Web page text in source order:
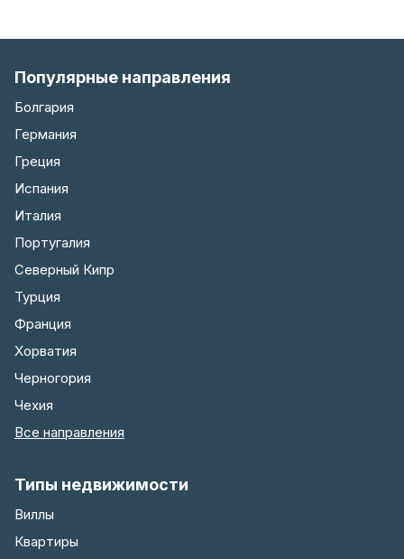
Популярные направления
Болгария
Германия
Греция
Испания
Италия
Португалия
Северный Кипр
Турция
Франция
Хорватия
Черногория
Чехия
Все направления
Типы недвижимости
Виллы
Квартиры